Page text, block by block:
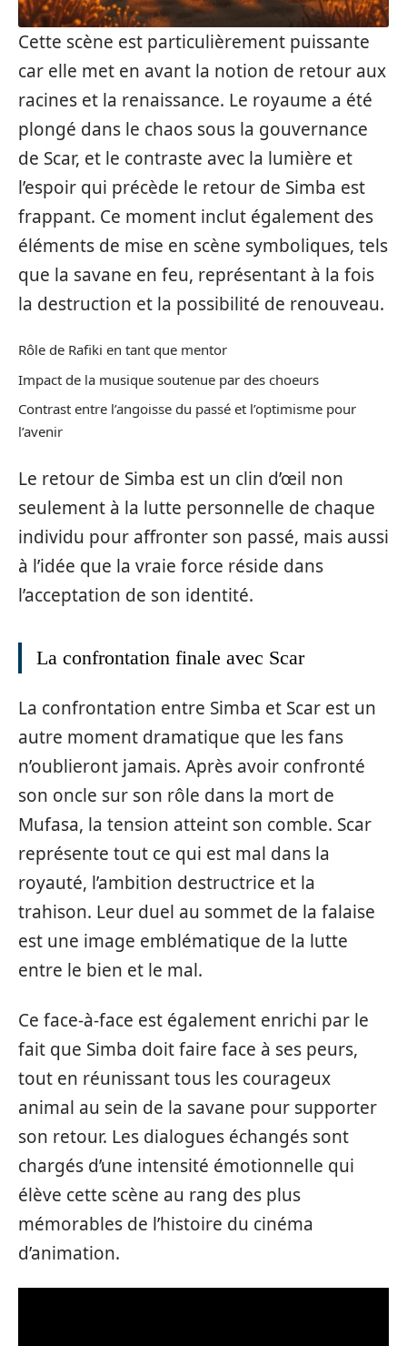
Cette scène est particulièrement puissante
car elle met en avant la notion de retour aux
racines et la renaissance. Le royaume a été
plongé dans le chaos sous la gouvernance
de Scar, et le contraste avec la lumière et
l’espoir qui précède le retour de Simba est
frappant. Ce moment inclut également des
éléments de mise en scène symboliques, tels
que la savane en feu, représentant à la fois
la destruction et la possibilité de renouveau.
Rôle de Rafiki en tant que mentor
Impact de la musique soutenue par des choeurs
Contrast entre l’angoisse du passé et l’optimisme pour
l’avenir
Le retour de Simba est un clin d’œil non
seulement à la lutte personnelle de chaque
individu pour affronter son passé, mais aussi
à l’idée que la vraie force réside dans
l’acceptation de son identité.
La confrontation finale avec Scar
La confrontation entre Simba et Scar est un
autre moment dramatique que les fans
n’oublieront jamais. Après avoir confronté
son oncle sur son rôle dans la mort de
Mufasa, la tension atteint son comble. Scar
représente tout ce qui est mal dans la
royauté, l’ambition destructrice et la
trahison. Leur duel au sommet de la falaise
est une image emblématique de la lutte
entre le bien et le mal.
Ce face-à-face est également enrichi par le
fait que Simba doit faire face à ses peurs,
tout en réunissant tous les courageux
animal au sein de la savane pour supporter
son retour. Les dialogues échangés sont
chargés d’une intensité émotionnelle qui
élève cette scène au rang des plus
mémorables de l’histoire du cinéma
d’animation.